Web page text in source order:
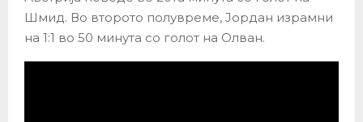
Шмид. Во второто полувреме, Јордан израмни
на 1:1 во 50 минута со голот на Олван.